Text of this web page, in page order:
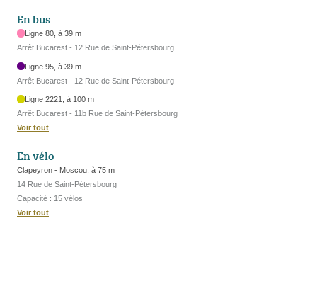
En bus
Ligne 80, à 39 m
Arrêt Bucarest - 12 Rue de Saint-Pétersbourg
Ligne 95, à 39 m
Arrêt Bucarest - 12 Rue de Saint-Pétersbourg
Ligne 2221, à 100 m
Arrêt Bucarest - 11b Rue de Saint-Pétersbourg
Voir tout
En vélo
Clapeyron - Moscou, à 75 m
14 Rue de Saint-Pétersbourg
Capacité : 15 vélos
Voir tout